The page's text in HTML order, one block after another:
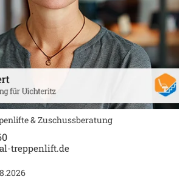
& Zuschussberatung
treppenlift.de